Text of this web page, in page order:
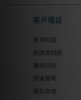
客戶權益
會員制度
退換貨問題
購物須知
版權聲明
隱私政策